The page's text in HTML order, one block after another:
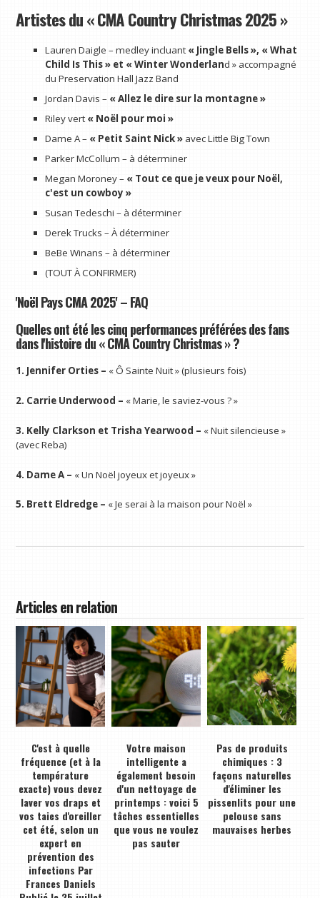
Artistes du « CMA Country Christmas 2025 »
Lauren Daigle – medley incluant « Jingle Bells », « What
Child Is This » et « Winter Wonderland » accompagné
du Preservation Hall Jazz Band
Jordan Davis – « Allez le dire sur la montagne »
Riley vert « Noël pour moi »
Dame A – « Petit Saint Nick » avec Little Big Town
Parker McCollum – à déterminer
Megan Moroney – « Tout ce que je veux pour Noël,
c'est un cowboy »
Susan Tedeschi – à déterminer
Derek Trucks – À déterminer
BeBe Winans – à déterminer
(TOUT À CONFIRMER)
'Noël Pays CMA 2025' – FAQ
Quelles ont été les cinq performances préférées des fans
dans l'histoire du « CMA Country Christmas » ?
1. Jennifer Orties – « Ô Sainte Nuit » (plusieurs fois)
2. Carrie Underwood – « Marie, le saviez-vous ? »
3. Kelly Clarkson et Trisha Yearwood – « Nuit silencieuse »
(avec Reba)
4. Dame A – « Un Noël joyeux et joyeux »
5. Brett Eldredge – « Je serai à la maison pour Noël »
Articles en relation
C'est à quelle
fréquence (et à la
température
exacte) vous devez
laver vos draps et
vos taies d'oreiller
cet été, selon un
expert en
prévention des
infections Par
Frances Daniels
Votre maison
intelligente a
également besoin
d'un nettoyage de
printemps : voici 5
tâches essentielles
que vous ne voulez
pas sauter
Pas de produits
chimiques : 3
façons naturelles
d'éliminer les
pissenlits pour une
pelouse sans
mauvaises herbes